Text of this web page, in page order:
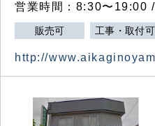
営業時間：8:30〜19:00
販売可 工事・取付可
http://